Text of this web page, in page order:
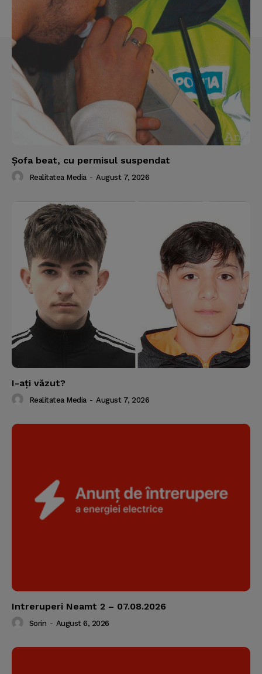
Şofa beat, cu permisul suspendat
Realitatea Media - August 7, 2026
I-aţi văzut?
Realitatea Media - August 7, 2026
Intreruperi Neamt 2 – 07.08.2026
Sorin - August 6, 2026